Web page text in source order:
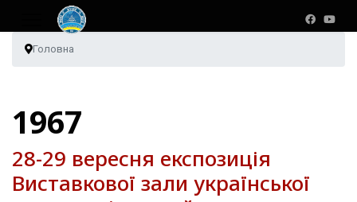
Головна
1967
28-29 вересня експозиція
Виставкової зали української